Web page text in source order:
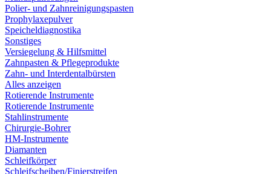
Polier- und Zahnreinigungspasten
Prophylaxepulver
Speicheldiagnostika
Sonstiges
Versiegelung & Hilfsmittel
Zahnpasten & Pflegeprodukte
Zahn- und Interdentalbürsten
Alles anzeigen
Rotierende Instrumente
Rotierende Instrumente
Stahlinstrumente
Chirurgie-Bohrer
HM-Instrumente
Diamanten
Schleifkörper
Schleifscheiben/Finierstreifen